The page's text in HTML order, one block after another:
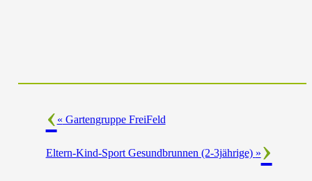
« Gartengruppe FreiFeld
Eltern-Kind-Sport Gesundbrunnen (2-3jährige) »